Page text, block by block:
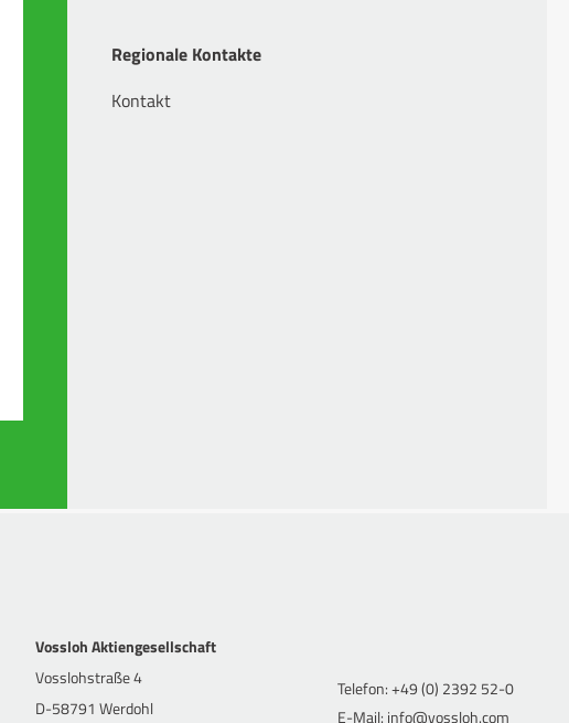
Regionale Kontakte
Kontakt
Vossloh Aktiengesellschaft
Vosslohstraße 4
D-58791 Werdohl
Telefon: +49 (0) 2392 52-0
E-Mail: info@vossloh.com